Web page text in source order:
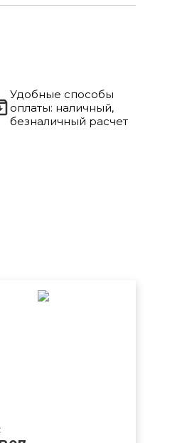
Удобные способы
оплаты: наличный,
безналичный расчет